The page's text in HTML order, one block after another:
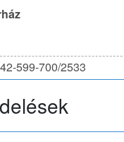
599-700/2533